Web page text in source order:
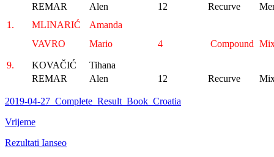
REMAR
Alen 12 Recurve
1.
MLINARIĆ
Amanda
VAVRO
Mario 4 Compound
9. KOVAČIĆ
Tihana
REMAR
Alen 12 Recurve
2019-04-27_Complete_Result_Book_Croatia
Vrijeme
Rezultati Ianseo